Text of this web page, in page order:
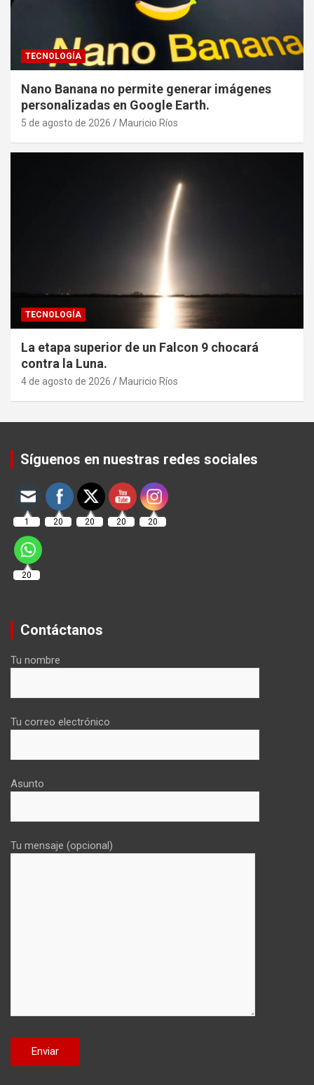
TECNOLOGÍA
Nano Banana no permite generar imágenes
personalizadas en Google Earth.
5 de agosto de 2026 Mauricio Ríos
TECNOLOGÍA
La etapa superior de un Falcon 9 chocará
contra la Luna.
4 de agosto de 2026 Mauricio Ríos
Síguenos en nuestras redes sociales
1 20 20 20 20
20
Contáctanos
Tu nombre
Tu correo electrónico
Asunto
Tu mensaje (opcional)